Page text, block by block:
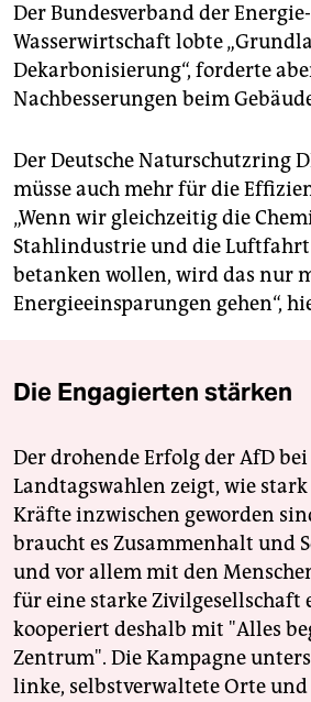
Der Bundesverband der
Wasserwirtschaft lobte
Dekarbonisierung“, forderte
Nachbesserungen beim
Der Deutsche Naturschutzring
müsse auch mehr für die
„Wenn wir gleichzeitig die
Stahlindustrie und die
betanken wollen, wird das nur
Energieeinsparungen gehen“,
Die Engagierten stärken
Der drohende Erfolg der AfD
Landtagswahlen zeigt, wie
Kräfte inzwischen geworden
braucht es Zusammenhalt und
und vor allem mit den
für eine starke Zivilgesellschaft
kooperiert deshalb mit "Alles
Zentrum". Die Kampagne
linke, selbstverwaltete Orte